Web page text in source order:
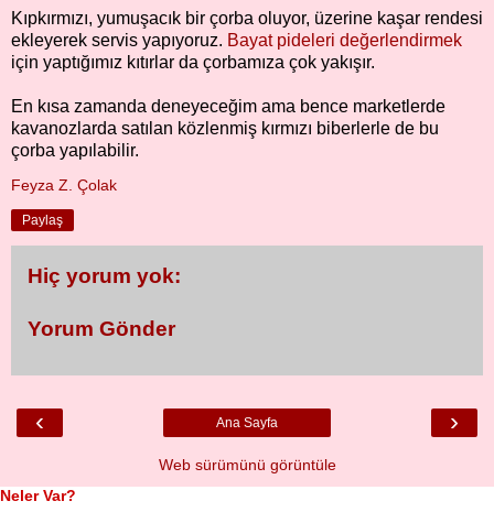
Kıpkırmızı, yumuşacık bir çorba oluyor, üzerine kaşar rendesi
ekleyerek servis yapıyoruz. Bayat pideleri değerlendirmek
için yaptığımız kıtırlar da çorbamıza çok yakışır.
En kısa zamanda deneyeceğim ama bence marketlerde
kavanozlarda satılan közlenmiş kırmızı biberlerle de bu
çorba yapılabilir.
Feyza Z. Çolak
Paylaş
Hiç yorum yok:
Yorum Gönder
‹ ›
Ana Sayfa
Web sürümünü görüntüle
Neler Var?